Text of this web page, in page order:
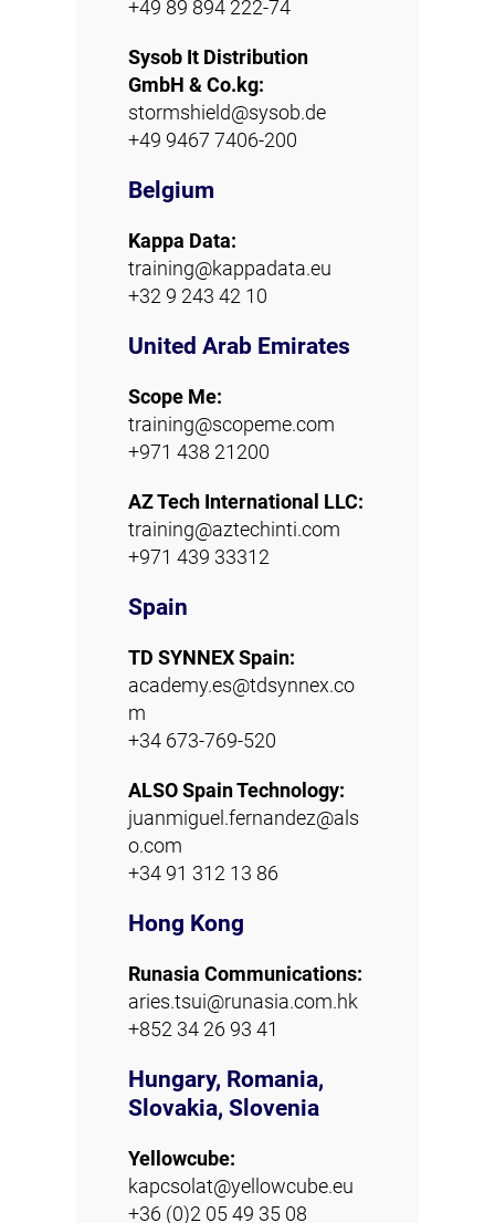
+49 89 894 222-74
Sysob It Distribution
GmbH & Co.kg:
stormshield@sysob.de
+49 9467 7406-200
Belgium
Kappa Data:
training@kappadata.eu
+32 9 243 42 10
United Arab Emirates
Scope Me:
training@scopeme.com
+971 438 21200
AZ Tech International LLC:
training@aztechinti.com
+971 439 33312
Spain
TD SYNNEX Spain:
academy.es@tdsynnex.co
m
+34 673-769-520
ALSO Spain Technology:
juanmiguel.fernandez@als
o.com
+34 91 312 13 86
Hong Kong
Runasia Communications:
aries.tsui@runasia.com.hk
+852 34 26 93 41
Hungary, Romania,
Slovakia, Slovenia
Yellowcube:
kapcsolat@yellowcube.eu
+36 (0)2 05 49 35 08